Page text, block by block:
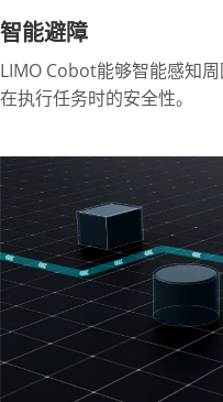
智能避障
LIMO Cobot能够智能感知
在执行任务时的安全性。